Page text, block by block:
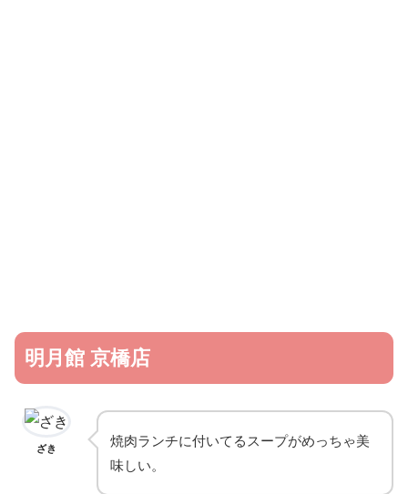
明月館 京橋店
ざき
焼肉ランチに付いてるスープがめっちゃ美
味しい。